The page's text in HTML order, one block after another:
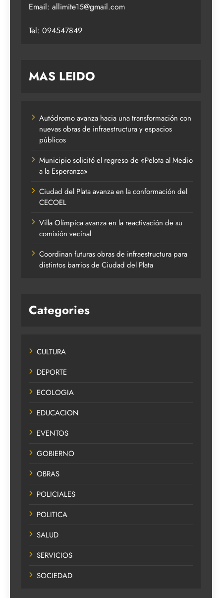
Email: allimite15@gmail.com
Tel: 094547849
MAS LEIDO
Autódromo avanza hacia una transformación con
nuevas obras de infraestructura y espacios
públicos
Municipio solicitó el regreso de «Pelota al Medio
a la Esperanza»
Ciudad del Plata avanza en la conformación del
CECOEL
Villa Olímpica avanza en la reactivación de su
comisión vecinal
Coordinan futuras obras de infraestructura para
distintos barrios de Ciudad del Plata
Categories
CULTURA
DEPORTE
ECOLOGIA
EDUCACION
EVENTOS
GOBIERNO
OBRAS
POLICIALES
POLITICA
SALUD
SERVICIOS
SOCIEDAD